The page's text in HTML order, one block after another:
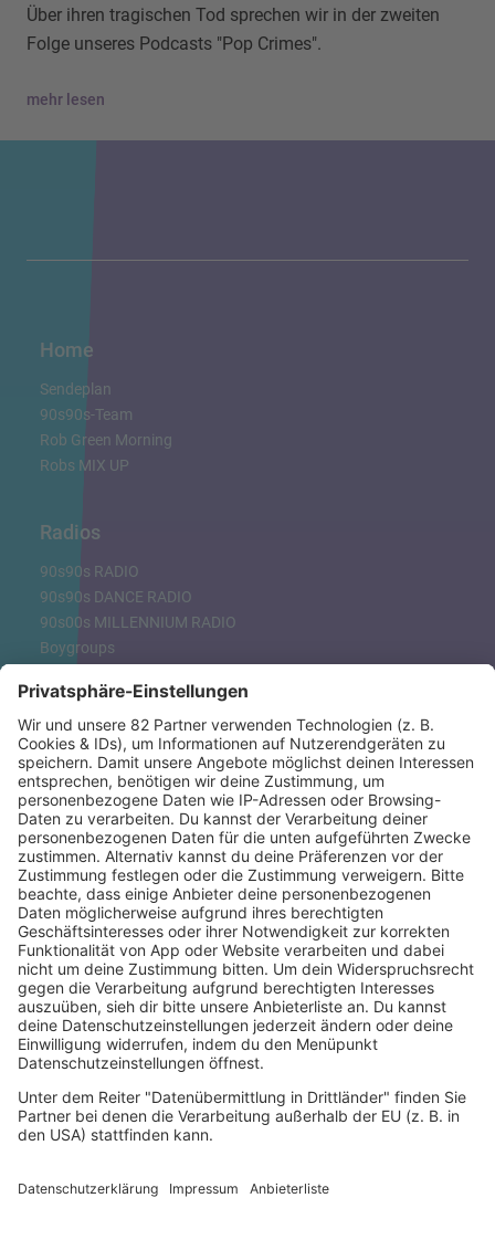
Über ihren tragischen Tod sprechen wir in der zweiten
Folge unseres Podcasts "Pop Crimes".
mehr lesen
Home
Sendeplan
90s90s-Team
Rob Green Morning
Robs MIX UP
Radios
90s90s RADIO
90s90s DANCE RADIO
90s00s MILLENNIUM RADIO
Boygroups
Clubhits
Dinnerparty
Eurodance
Grunge
Hiphop & Rap
Hiphop deutsch
House
Ibiza
Loveparade
Lovesongs
Mayday
Rave
Reggae
RnB Ballads
Rock
Soul & RnB
Techno
Trance